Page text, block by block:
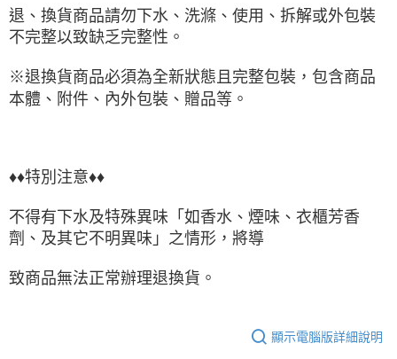
退、換貨商品請勿下水、洗滌、使用、拆解或外包裝
不完整以致缺乏完整性。
※退換貨商品必須為全新狀態且完整包裝，包含商品
本體、附件、內外包裝、贈品等。
♦♦特別注意♦♦
不得有下水及特殊異味「如香水、煙味、衣櫃芳香
劑、及其它不明異味」之情形，將導
致商品無法正常辦理退換貨。
顯示電腦版詳細說明